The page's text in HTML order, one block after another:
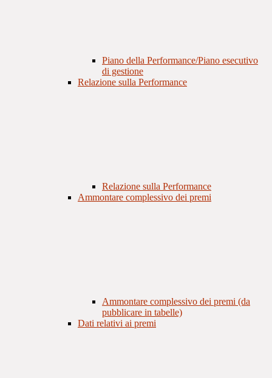
Piano della Performance/Piano esecutivo
di gestione
Relazione sulla Performance
Relazione sulla Performance
Ammontare complessivo dei premi
Ammontare complessivo dei premi (da
pubblicare in tabelle)
Dati relativi ai premi